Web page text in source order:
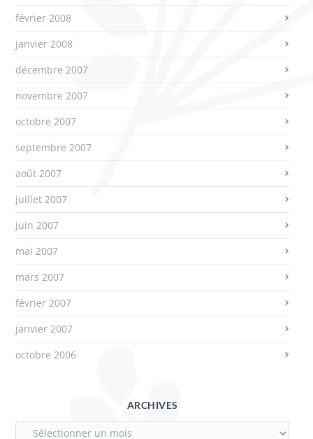
février 2008
janvier 2008
décembre 2007
novembre 2007
octobre 2007
septembre 2007
août 2007
juillet 2007
juin 2007
mai 2007
mars 2007
février 2007
janvier 2007
octobre 2006
ARCHIVES